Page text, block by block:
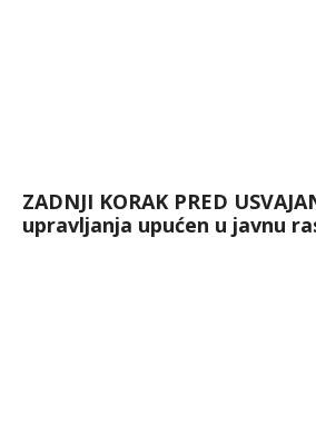
ZADNJI KORAK PRED
upravljanja upućen u javnu